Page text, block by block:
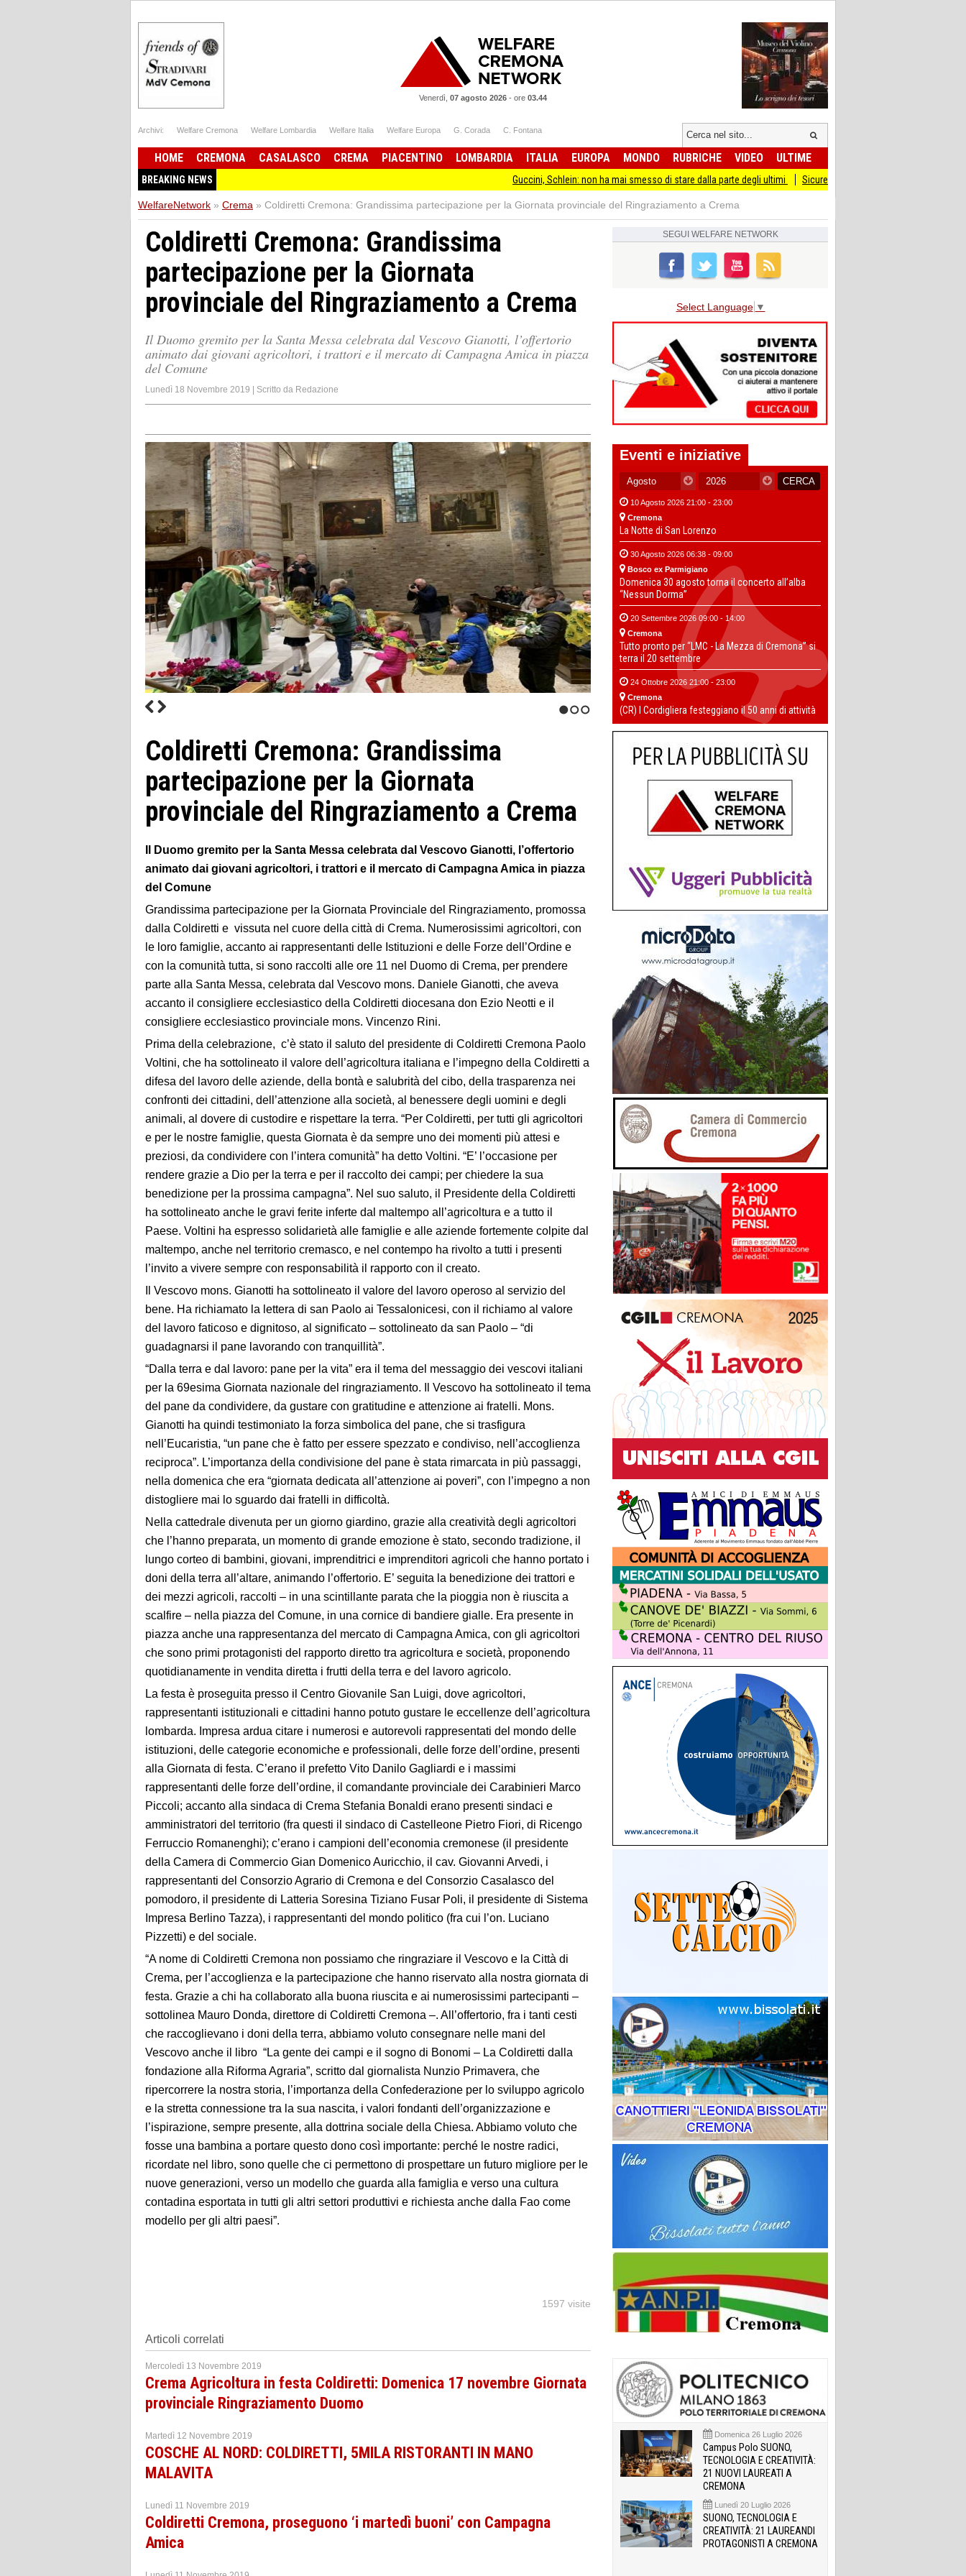
Venerdì, 07 agosto 2026 - ore 03.44
Archivi: Welfare Cremona Welfare Lombardia Welfare Italia Welfare Europa G. Corada C. Fontana
HOME CREMONA CASALASCO CREMA PIACENTINO LOMBARDIA ITALIA EUROPA MONDO RUBRICHE VIDEO ULTIME
BREAKING NEWS Guccini, Schlein: non ha mai smesso di stare dalla parte degli ultimi Sicurezza I Giovani Democratici ribattono ai Giovani di
WelfareNetwork » Crema » Coldiretti Cremona: Grandissima partecipazione per la Giornata provinciale del Ringraziamento a Crema
Coldiretti Cremona: Grandissima
partecipazione per la Giornata
provinciale del Ringraziamento a Crema
Il Duomo gremito per la Santa Messa celebrata dal Vescovo Gianotti, l’offertorio
animato dai giovani agricoltori, i trattori e il mercato di Campagna Amica in piazza
del Comune
Lunedì 18 Novembre 2019 | Scritto da Redazione
Coldiretti Cremona: Grandissima
partecipazione per la Giornata
provinciale del Ringraziamento a Crema
Il Duomo gremito per la Santa Messa celebrata dal Vescovo Gianotti, l’offertorio
animato dai giovani agricoltori, i trattori e il mercato di Campagna Amica in piazza
del Comune
Grandissima partecipazione per la Giornata Provinciale del Ringraziamento, promossa
dalla Coldiretti e vissuta nel cuore della città di Crema. Numerosissimi agricoltori, con
le loro famiglie, accanto ai rappresentanti delle Istituzioni e delle Forze dell’Ordine e
con la comunità tutta, si sono raccolti alle ore 11 nel Duomo di Crema, per prendere
parte alla Santa Messa, celebrata dal Vescovo mons. Daniele Gianotti, che aveva
accanto il consigliere ecclesiastico della Coldiretti diocesana don Ezio Neotti e il
consigliere ecclesiastico provinciale mons. Vincenzo Rini.
Prima della celebrazione, c’è stato il saluto del presidente di Coldiretti Cremona Paolo
Voltini, che ha sottolineato il valore dell’agricoltura italiana e l’impegno della Coldiretti a
difesa del lavoro delle aziende, della bontà e salubrità del cibo, della trasparenza nei
confronti dei cittadini, dell’attenzione alla società, al benessere degli uomini e degli
animali, al dovere di custodire e rispettare la terra. “Per Coldiretti, per tutti gli agricoltori
e per le nostre famiglie, questa Giornata è da sempre uno dei momenti più attesi e
preziosi, da condividere con l’intera comunità” ha detto Voltini. “E’ l’occasione per
rendere grazie a Dio per la terra e per il raccolto dei campi; per chiedere la sua
benedizione per la prossima campagna”. Nel suo saluto, il Presidente della Coldiretti
ha sottolineato anche le gravi ferite inferte dal maltempo all’agricoltura e a tutto il
Paese. Voltini ha espresso solidarietà alle famiglie e alle aziende fortemente colpite dal
maltempo, anche nel territorio cremasco, e nel contempo ha rivolto a tutti i presenti
l’invito a vivere sempre con responsabilità il rapporto con il creato.
Il Vescovo mons. Gianotti ha sottolineato il valore del lavoro operoso al servizio del
bene. Ha richiamato la lettera di san Paolo ai Tessalonicesi, con il richiamo al valore
del lavoro faticoso e dignitoso, al significato – sottolineato da san Paolo – “di
guadagnarsi il pane lavorando con tranquillità”.
“Dalla terra e dal lavoro: pane per la vita” era il tema del messaggio dei vescovi italiani
per la 69esima Giornata nazionale del ringraziamento. Il Vescovo ha sottolineato il tema
del pane da condividere, da gustare con gratitudine e attenzione ai fratelli. Mons.
Gianotti ha quindi testimoniato la forza simbolica del pane, che si trasfigura
nell’Eucaristia, “un pane che è fatto per essere spezzato e condiviso, nell’accoglienza
reciproca”. L’importanza della condivisione del pane è stata rimarcata in più passaggi,
nella domenica che era “giornata dedicata all’attenzione ai poveri”, con l’impegno a non
distogliere mai lo sguardo dai fratelli in difficoltà.
Nella cattedrale divenuta per un giorno giardino, grazie alla creatività degli agricoltori
che l’hanno preparata, un momento di grande emozione è stato, secondo tradizione, il
lungo corteo di bambini, giovani, imprenditrici e imprenditori agricoli che hanno portato i
doni della terra all’altare, animando l’offertorio. E’ seguita la benedizione dei trattori e
dei mezzi agricoli, raccolti – in una scintillante parata che la pioggia non è riuscita a
scalfire – nella piazza del Comune, in una cornice di bandiere gialle. Era presente in
piazza anche una rappresentanza del mercato di Campagna Amica, con gli agricoltori
che sono primi protagonisti del rapporto diretto tra agricoltura e società, proponendo
quotidianamente in vendita diretta i frutti della terra e del lavoro agricolo.
La festa è proseguita presso il Centro Giovanile San Luigi, dove agricoltori,
rappresentanti istituzionali e cittadini hanno potuto gustare le eccellenze dell’agricoltura
lombarda. Impresa ardua citare i numerosi e autorevoli rappresentati del mondo delle
istituzioni, delle categorie economiche e professionali, delle forze dell’ordine, presenti
alla Giornata di festa. C’erano il prefetto Vito Danilo Gagliardi e i massimi
rappresentanti delle forze dell’ordine, il comandante provinciale dei Carabinieri Marco
Piccoli; accanto alla sindaca di Crema Stefania Bonaldi erano presenti sindaci e
amministratori del territorio (fra questi il sindaco di Castelleone Pietro Fiori, di Ricengo
Ferruccio Romanenghi); c’erano i campioni dell’economia cremonese (il presidente
della Camera di Commercio Gian Domenico Auricchio, il cav. Giovanni Arvedi, i
rappresentanti del Consorzio Agrario di Cremona e del Consorzio Casalasco del
pomodoro, il presidente di Latteria Soresina Tiziano Fusar Poli, il presidente di Sistema
Impresa Berlino Tazza), i rappresentanti del mondo politico (fra cui l’on. Luciano
Pizzetti) e del sociale.
“A nome di Coldiretti Cremona non possiamo che ringraziare il Vescovo e la Città di
Crema, per l’accoglienza e la partecipazione che hanno riservato alla nostra giornata di
festa. Grazie a chi ha collaborato alla buona riuscita e ai numerosissimi partecipanti –
sottolinea Mauro Donda, direttore di Coldiretti Cremona –. All’offertorio, fra i tanti cesti
che raccoglievano i doni della terra, abbiamo voluto consegnare nelle mani del
Vescovo anche il libro “La gente dei campi e il sogno di Bonomi – La Coldiretti dalla
fondazione alla Riforma Agraria”, scritto dal giornalista Nunzio Primavera, che
ripercorrere la nostra storia, l’importanza della Confederazione per lo sviluppo agricolo
e la stretta connessione tra la sua nascita, i valori fondanti dell’organizzazione e
l’ispirazione, sempre presente, alla dottrina sociale della Chiesa. Abbiamo voluto che
fosse una bambina a portare questo dono così importante: perché le nostre radici,
ricordate nel libro, sono quelle che ci permettono di prospettare un futuro migliore per le
nuove generazioni, verso un modello che guarda alla famiglia e verso una cultura
contadina esportata in tutti gli altri settori produttivi e richiesta anche dalla Fao come
modello per gli altri paesi”.
1597 visite
Articoli correlati
Mercoledì 13 Novembre 2019
Crema Agricoltura in festa Coldiretti: Domenica 17 novembre Giornata
provinciale Ringraziamento Duomo
Martedì 12 Novembre 2019
COSCHE AL NORD: COLDIRETTI, 5MILA RISTORANTI IN MANO
MALAVITA
Lunedì 11 Novembre 2019
Coldiretti Cremona, proseguono ‘i martedì buoni’ con Campagna
Amica
SEGUI WELFARE NETWORK
Select Language ▼
Eventi e iniziative
10 Agosto 2026 21:00 - 23:00
Cremona
La Notte di San Lorenzo
30 Agosto 2026 06:38 - 09:00
Bosco ex Parmigiano
Domenica 30 agosto torna il concerto all’alba
“Nessun Dorma”
20 Settembre 2026 09:00 - 14:00
Cremona
Tutto pronto per “LMC - La Mezza di Cremona” si
terra il 20 settembre
24 Ottobre 2026 21:00 - 23:00
Cremona
(CR) I Cordigliera festeggiano il 50 anni di attività
Domenica 26 Luglio 2026
Campus Polo SUONO,
TECNOLOGIA E CREATIVITÀ:
21 NUOVI LAUREATI A
CREMONA
Lunedì 20 Luglio 2026
SUONO, TECNOLOGIA E
CREATIVITÀ: 21 LAUREANDI
PROTAGONISTI A CREMONA